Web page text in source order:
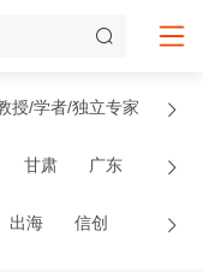
授/学者/独立专家
甘肃
广东
出海
信创